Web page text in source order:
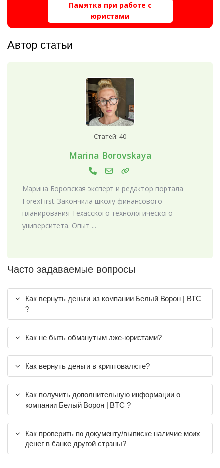
Памятка при работе с
юристами
Автор статьи
Статей: 40
Marina Borovskaya
Марина Боровская эксперт и редактор портала
ForexFirst. Закончила школу финансового
планирования Техасского технологического
университета. Опыт ...
Часто задаваемые вопросы
Как вернуть деньги из компании Белый Ворон | BTC
?
Как не быть обманутым лже-юристами?
Как вернуть деньги в криптовалюте?
Как получить дополнительную информации о
компании Белый Ворон | BTC ?
Как проверить по документу/выписке наличие моих
денег в банке другой страны?